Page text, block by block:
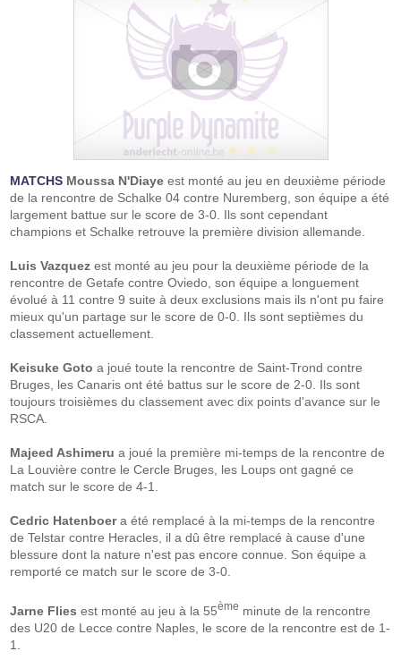
MATCHS Moussa N'Diaye est monté au jeu en deuxième période
de la rencontre de Schalke 04 contre Nuremberg, son équipe a été
largement battue sur le score de 3-0. Ils sont cependant
champions et Schalke retrouve la première division allemande.
Luis Vazquez est monté au jeu pour la deuxième période de la
rencontre de Getafe contre Oviedo, son équipe a longuement
évolué à 11 contre 9 suite à deux exclusions mais ils n'ont pu faire
mieux qu'un partage sur le score de 0-0. Ils sont septièmes du
classement actuellement.
Keisuke Goto a joué toute la rencontre de Saint-Trond contre
Bruges, les Canaris ont été battus sur le score de 2-0. Ils sont
toujours troisièmes du classement avec dix points d'avance sur le
RSCA.
Majeed Ashimeru a joué la première mi-temps de la rencontre de
La Louvière contre le Cercle Bruges, les Loups ont gagné ce
match sur le score de 4-1.
Cedric Hatenboera été remplacé à la mi-temps de la rencontre
de Telstar contre Heracles, il a dû être remplacé à cause d'une
blessure dont la nature n'est pas encore connue. Son équipe a
remporté ce match sur le score de 3-0.
Jarne Flies est monté au jeu à la 55ème minute de la rencontre
des U20 de Lecce contre Naples, le score de la rencontre est de 1-
1.